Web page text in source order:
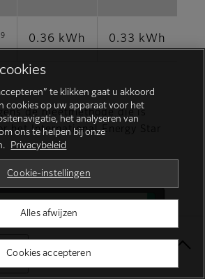
0.36 kWh 0.33 kWh
de meetmethode die is
het International Energy Star
te klikken gaat u akkoord
cookies op uw apparaat voor het
het analyseren van
ons te helpen bij onze
Privacybeleid
Cookie-instellingen
Alles afwijzen
Cookies accepteren